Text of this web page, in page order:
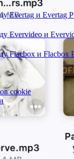
Evertag и Evertag
Evervideo и
Flacbox и Flacbox
cookie